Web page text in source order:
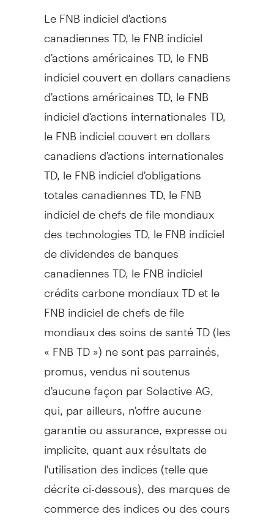
Le FNB indiciel d'actions
canadiennes TD, le FNB indiciel
d'actions américaines TD, le FNB
indiciel couvert en dollars canadiens
d'actions américaines TD, le FNB
indiciel d'actions internationales TD,
le FNB indiciel couvert en dollars
canadiens d'actions internationales
TD, le FNB indiciel d'obligations
totales canadiennes TD, le FNB
indiciel de chefs de file mondiaux
des technologies TD, le FNB indiciel
de dividendes de banques
canadiennes TD, le FNB indiciel
crédits carbone mondiaux TD et le
FNB indiciel de chefs de file
mondiaux des soins de santé TD (les
« FNB TD ») ne sont pas parrainés,
promus, vendus ni soutenus
d'aucune façon par Solactive AG,
qui, par ailleurs, n'offre aucune
garantie ou assurance, expresse ou
implicite, quant aux résultats de
l'utilisation des indices (telle que
décrite ci-dessous), des marques de
commerce des indices ou des cours